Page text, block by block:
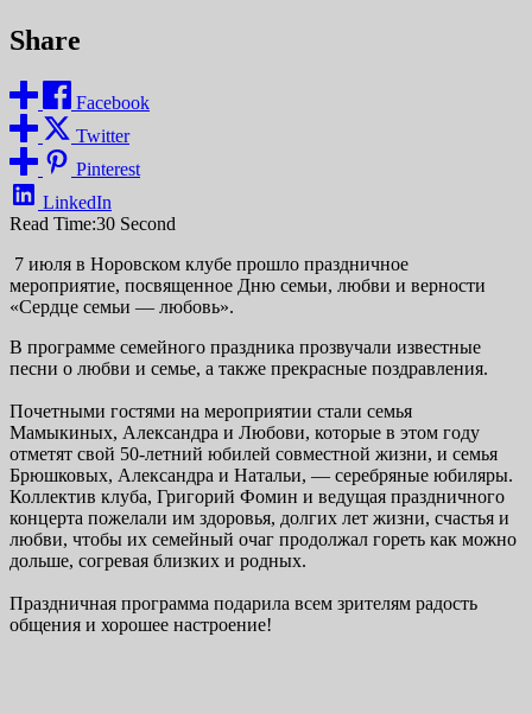
Share
Facebook
Twitter
Pinterest
LinkedIn
Read Time:30 Second
7 июля в Норовском клубе прошло праздничное
мероприятие, посвященное Дню семьи, любви и верности
«Сердце семьи — любовь».
В программе семейного праздника прозвучали известные
песни о любви и семье, а также прекрасные поздравления.
Почетными гостями на мероприятии стали семья
Мамыкиных, Александра и Любови, которые в этом году
отметят свой 50-летний юбилей совместной жизни, и семья
Брюшковых, Александра и Натальи, — серебряные юбиляры.
Коллектив клуба, Григорий Фомин и ведущая праздничного
концерта пожелали им здоровья, долгих лет жизни, счастья и
любви, чтобы их семейный очаг продолжал гореть как можно
дольше, согревая близких и родных.
Праздничная программа подарила всем зрителям радость
общения и хорошее настроение!